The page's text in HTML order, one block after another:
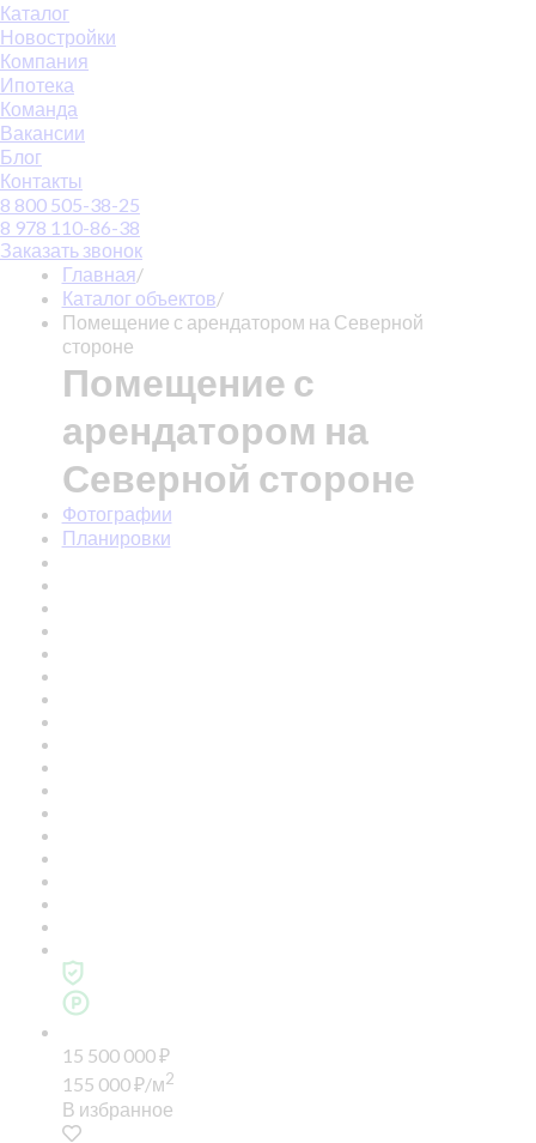
Каталог
Новостройки
Компания
Ипотека
Команда
Вакансии
Блог
Контакты
8 800 505-38-25
8 978 110-86-38
Заказать звонок
Главная/
Каталог объектов/
Помещение с арендатором на Северной
стороне
Помещение с
арендатором на
Северной стороне
Фотографии
Планировки
15 500 000₽
155 000₽/м2
В избранное